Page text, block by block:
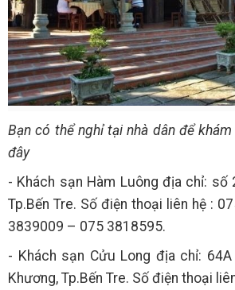
Bạn có thể nghỉ tại nhà dân để
đây
- Khách sạn Hàm Luông địa chỉ: số
Tp.Bến Tre. Số điện thoại liên hệ :
3839009 – 075 3818595.
- Khách sạn Cửu Long địa chỉ: 64A
Khương, Tp.Bến Tre. Số điện thoại